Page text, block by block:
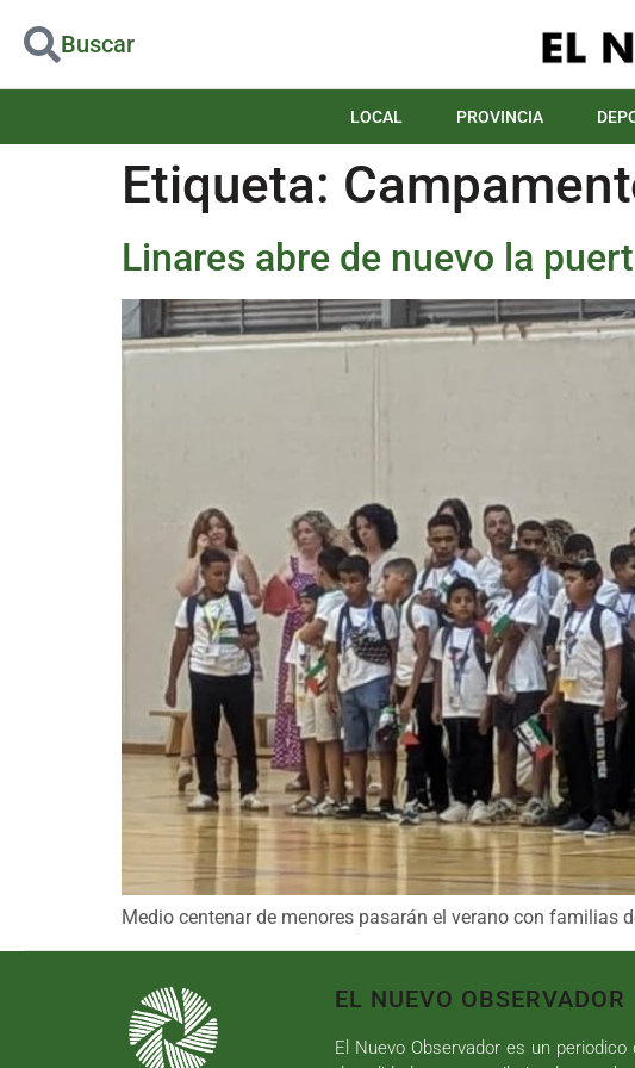
Buscar
LOCAL PROVINCIA
Etiqueta:
Linares abre de nuevo la
Medio centenar de menores pasarán el verano con
EL NUEVO OBSERVADOR
El Nuevo Observador es un